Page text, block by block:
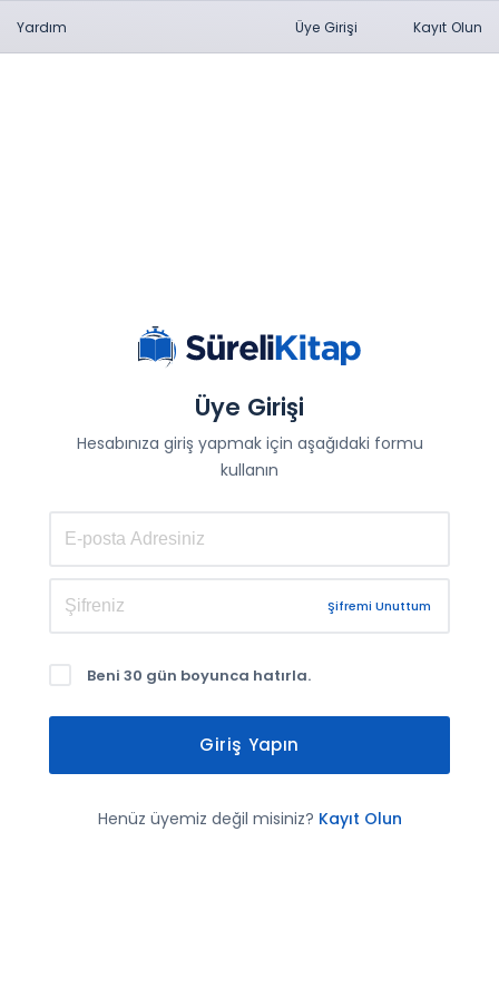
Yardım Üye Girişi Kayıt Olun
Üye Girişi
Hesabınıza giriş yapmak için aşağıdaki formu
kullanın
Şifremi Unuttum
Beni 30 gün boyunca hatırla.
Giriş Yapın
Henüz üyemiz değil misiniz? Kayıt Olun